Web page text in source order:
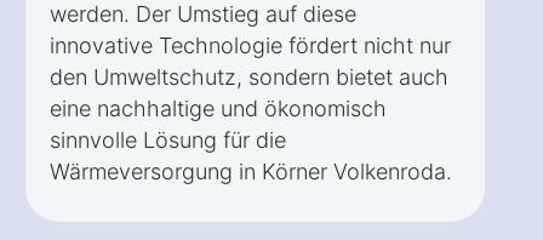
werden. Der Umstieg auf diese
innovative Technologie fördert nicht nur
den Umweltschutz, sondern bietet auch
eine nachhaltige und ökonomisch
sinnvolle Lösung für die
Wärmeversorgung in Körner Volkenroda.